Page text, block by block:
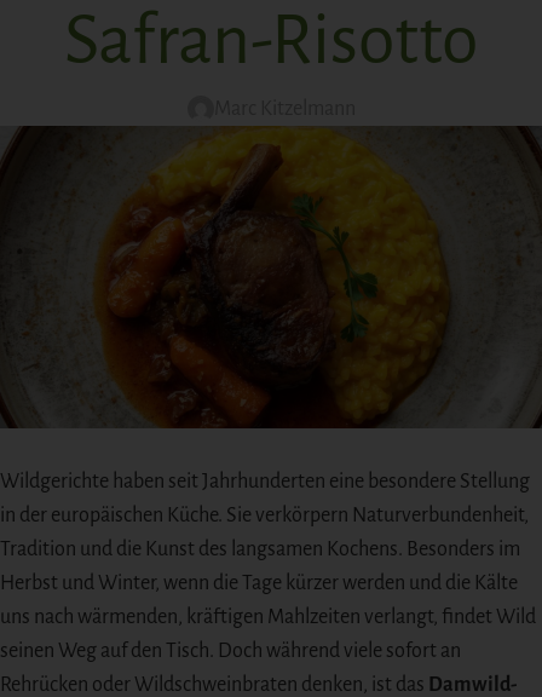
Safran-Risotto
Wildgerichte haben seit Jahrhunderten eine besondere Stellung
in der europäischen Küche. Sie verkörpern Naturverbundenheit,
Tradition und die Kunst des langsamen Kochens. Besonders im
Herbst und Winter, wenn die Tage kürzer werden und die Kälte
uns nach wärmenden, kräftigen Mahlzeiten verlangt, findet Wild
seinen Weg auf den Tisch. Doch während viele sofort an
Rehrücken oder Wildschweinbraten denken, ist das Damwild-